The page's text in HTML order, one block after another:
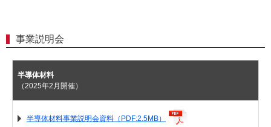
事業説明会
半導体材料
（2025年2月開催）
半導体材料事業説明会資料（PDF:2.5MB）